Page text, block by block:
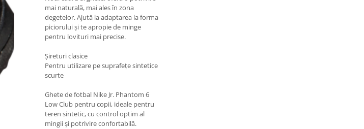
mai naturală, mai ales în zona
degetelor. Ajută la adaptarea la forma
piciorului și te apropie de minge
pentru lovituri mai precise.
Șireturi clasice
Pentru utilizare pe suprafețe sintetice
scurte
Ghete de fotbal Nike Jr. Phantom 6
Low Club pentru copii, ideale pentru
teren sintetic, cu control optim al
mingii și potrivire confortabilă.